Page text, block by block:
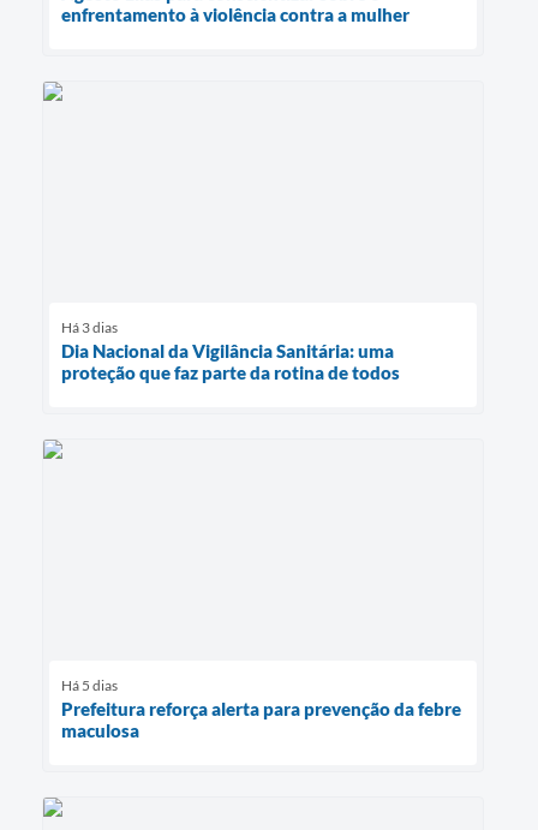
enfrentamento à violência contra a mulher
Há 3 dias
Dia Nacional da Vigilância Sanitária: uma
proteção que faz parte da rotina de todos
Há 5 dias
Prefeitura reforça alerta para prevenção da febre
maculosa